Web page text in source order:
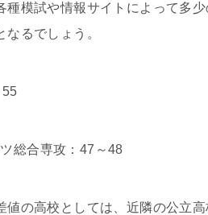
種模試や情報サイトによって多
るでしょう。
総合専攻：47～48
値の高校としては、近隣の公立